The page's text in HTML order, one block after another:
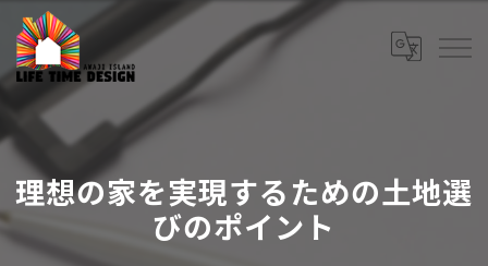
理想の家を実現するための土地選
びのポイント